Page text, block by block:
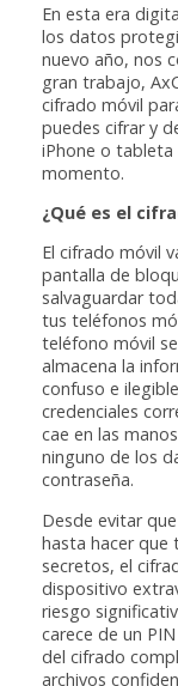
Registrarse
En esta era
los datos
nuevo año, nos
gran trabajo,
cifrado móvil
puedes cifrar y
iPhone o tableta
momento.
¿Qué es el
El cifrado móvil
pantalla de
salvaguardar
tus teléfonos
teléfono móvil
almacena la
confuso e
credenciales
cae en las
ninguno de los
contraseña.
Desde evitar
hasta hacer que
secretos, el
dispositivo
riesgo
carece de un
del cifrado
archivos